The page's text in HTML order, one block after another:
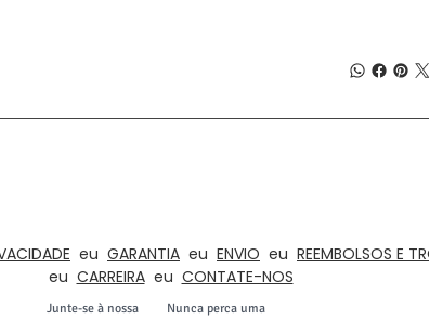
eu GARANTIA eu ENVIO eu REEMBOLSOS E
eu CARREIRAeu CONTATE-NOS
Junte-se à nossa
Nunca perca uma